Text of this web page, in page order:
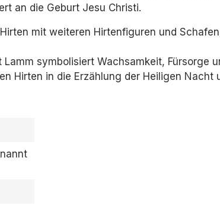
an die Geburt Jesu Christi.
mit weiteren Hirtenfiguren und
Lamm symbolisiert Wachsamkeit, Fürsorge
Hirten in die Erzählung der Heiligen